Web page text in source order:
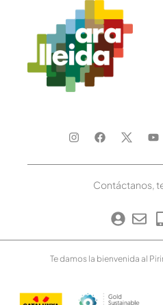
Contáctanos,
Te damos la bienvenida al